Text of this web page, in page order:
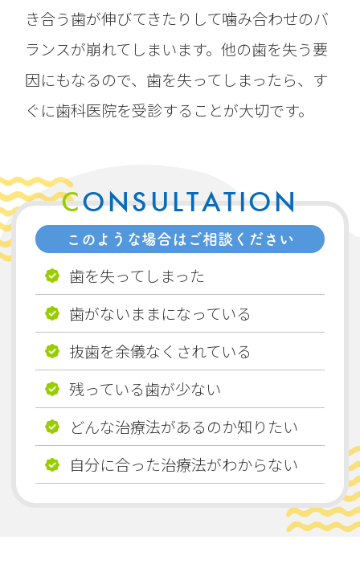
き合う歯が伸びてきたりして噛み合わせのバ
ランスが崩れてしまいます。他の歯を失う要
因にもなるので、歯を失ってしまったら、す
ぐに歯科医院を受診することが大切です。
CONSULTATION
このような場合はご相談ください
歯を失ってしまった
歯がないままになっている
抜歯を余儀なくされている
残っている歯が少ない
どんな治療法があるのか知りたい
自分に合った治療法がわからない